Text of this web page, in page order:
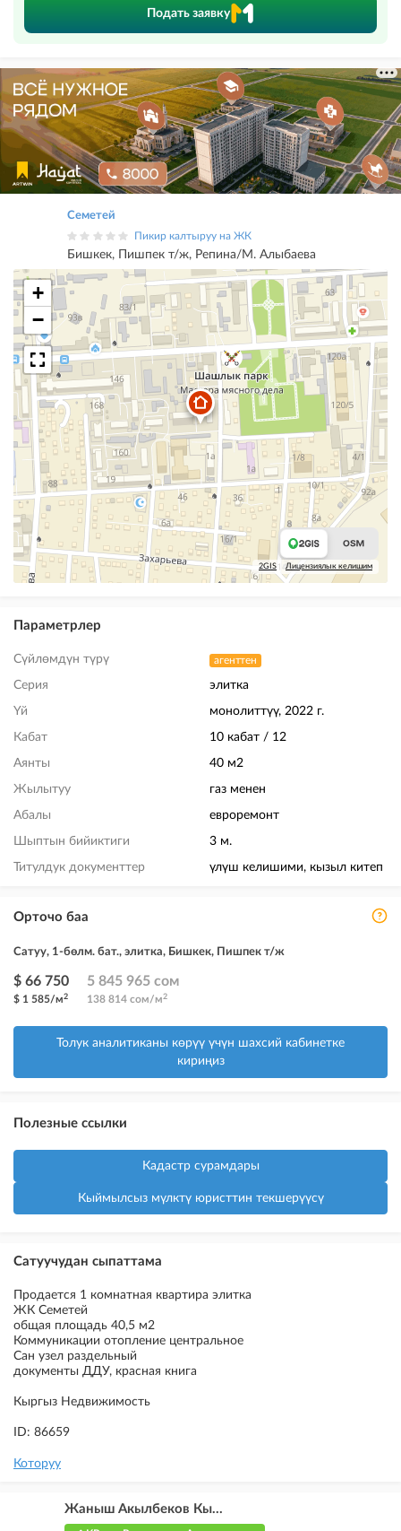
Подать заявку
Семетей
Пикир калтыруу на ЖК
Бишкек, Пишпек т/ж, Репина/М. Алыбаева
+
−
2GIS Лицензиялык келишим
Параметрлер
Сүйлөмдүн түрү агенттен
Серия элитка
Үй монолиттүү, 2022 г.
Кабат 10 кабат / 12
Аянты 40 м2
Жылытуу газ менен
Абалы евроремонт
Шыптын бийиктиги 3 м.
Титулдук документтер үлүш келишими, кызыл китеп
Орточо баа
Сатуу, 1-бөлм. бат., элитка, Бишкек, Пишпек т/ж
$ 66 750
$ 1 585/м2
5 845 965 сом
138 814 сом/м2
Толук аналитиканы көрүү үчүн шахсий кабинетке
кириңиз
Полезные ссылки
Кадастр сурамдары
Кыймылсыз мүлктү юристтин текшерүүсү
Сатуучудан сыпаттама
Продается 1 комнатная квартира элитка
ЖК Семетей
общая площадь 40,5 м2
Коммуникации отопление центральное
Сан узел раздельный
документы ДДУ, красная книга
Кыргыз Недвижимость
ID: 86659
Которуу
Жаныш Акылбеков Кы...